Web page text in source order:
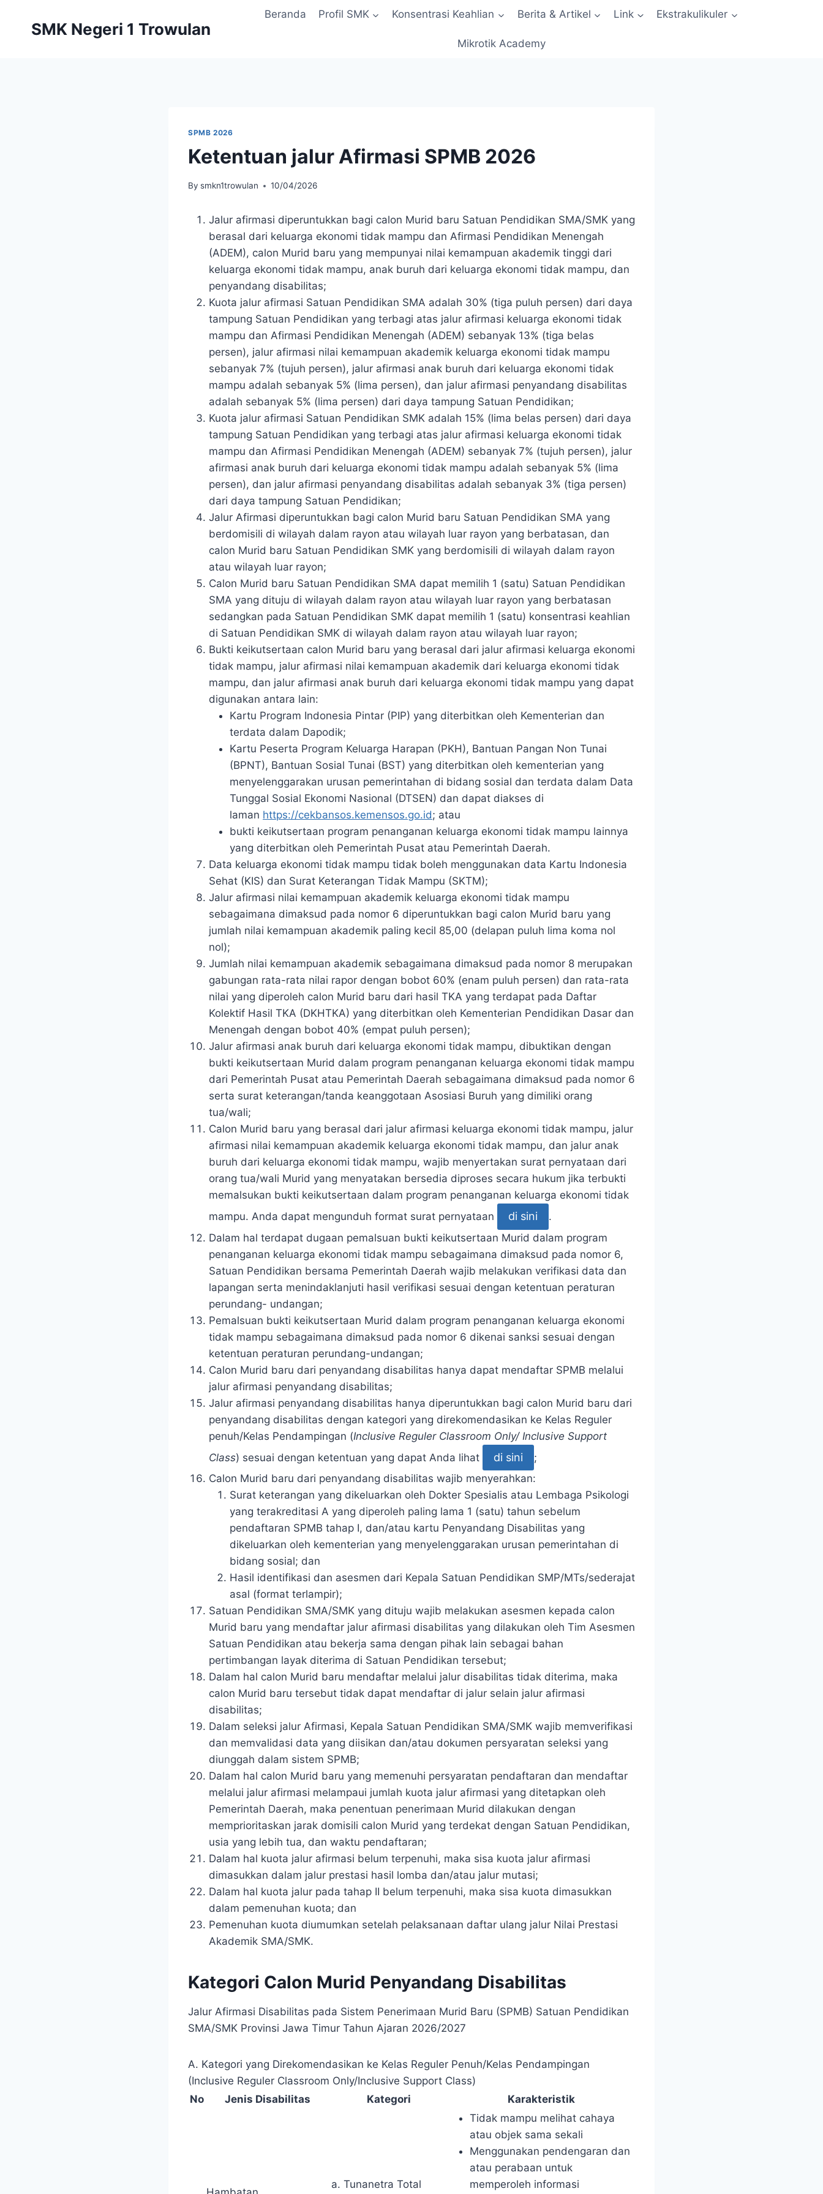
SMK Negeri 1 Trowulan
Beranda Profil SMK Konsentrasi Keahlian Berita & Artikel Link Ekstrakulikuler
Mikrotik Academy
SPMB 2026
Ketentuan jalur Afirmasi SPMB 2026
By smkn1trowulan 10/04/2026
Jalur afirmasi diperuntukkan bagi calon Murid baru Satuan Pendidikan SMA/SMK yang
berasal dari keluarga ekonomi tidak mampu dan Afirmasi Pendidikan Menengah
(ADEM), calon Murid baru yang mempunyai nilai kemampuan akademik tinggi dari
keluarga ekonomi tidak mampu, anak buruh dari keluarga ekonomi tidak mampu, dan
penyandang disabilitas;
Kuota jalur afirmasi Satuan Pendidikan SMA adalah 30% (tiga puluh persen) dari daya
tampung Satuan Pendidikan yang terbagi atas jalur afirmasi keluarga ekonomi tidak
mampu dan Afirmasi Pendidikan Menengah (ADEM) sebanyak 13% (tiga belas
persen), jalur afirmasi nilai kemampuan akademik keluarga ekonomi tidak mampu
sebanyak 7% (tujuh persen), jalur afirmasi anak buruh dari keluarga ekonomi tidak
mampu adalah sebanyak 5% (lima persen), dan jalur afirmasi penyandang disabilitas
adalah sebanyak 5% (lima persen) dari daya tampung Satuan Pendidikan;
Kuota jalur afirmasi Satuan Pendidikan SMK adalah 15% (lima belas persen) dari daya
tampung Satuan Pendidikan yang terbagi atas jalur afirmasi keluarga ekonomi tidak
mampu dan Afirmasi Pendidikan Menengah (ADEM) sebanyak 7% (tujuh persen), jalur
afirmasi anak buruh dari keluarga ekonomi tidak mampu adalah sebanyak 5% (lima
persen), dan jalur afirmasi penyandang disabilitas adalah sebanyak 3% (tiga persen)
dari daya tampung Satuan Pendidikan;
Jalur Afirmasi diperuntukkan bagi calon Murid baru Satuan Pendidikan SMA yang
berdomisili di wilayah dalam rayon atau wilayah luar rayon yang berbatasan, dan
calon Murid baru Satuan Pendidikan SMK yang berdomisili di wilayah dalam rayon
atau wilayah luar rayon;
Calon Murid baru Satuan Pendidikan SMA dapat memilih 1 (satu) Satuan Pendidikan
SMA yang dituju di wilayah dalam rayon atau wilayah luar rayon yang berbatasan
sedangkan pada Satuan Pendidikan SMK dapat memilih 1 (satu) konsentrasi keahlian
di Satuan Pendidikan SMK di wilayah dalam rayon atau wilayah luar rayon;
Bukti keikutsertaan calon Murid baru yang berasal dari jalur afirmasi keluarga ekonomi
tidak mampu, jalur afirmasi nilai kemampuan akademik dari keluarga ekonomi tidak
mampu, dan jalur afirmasi anak buruh dari keluarga ekonomi tidak mampu yang dapat
digunakan antara lain:
Kartu Program Indonesia Pintar (PIP) yang diterbitkan oleh Kementerian dan
terdata dalam Dapodik;
Kartu Peserta Program Keluarga Harapan (PKH), Bantuan Pangan Non Tunai
(BPNT), Bantuan Sosial Tunai (BST) yang diterbitkan oleh kementerian yang
menyelenggarakan urusan pemerintahan di bidang sosial dan terdata dalam Data
Tunggal Sosial Ekonomi Nasional (DTSEN) dan dapat diakses di
laman https://cekbansos.kemensos.go.id; atau
bukti keikutsertaan program penanganan keluarga ekonomi tidak mampu lainnya
yang diterbitkan oleh Pemerintah Pusat atau Pemerintah Daerah.
Data keluarga ekonomi tidak mampu tidak boleh menggunakan data Kartu Indonesia
Sehat (KIS) dan Surat Keterangan Tidak Mampu (SKTM);
Jalur afirmasi nilai kemampuan akademik keluarga ekonomi tidak mampu
sebagaimana dimaksud pada nomor 6 diperuntukkan bagi calon Murid baru yang
jumlah nilai kemampuan akademik paling kecil 85,00 (delapan puluh lima koma nol
nol);
Jumlah nilai kemampuan akademik sebagaimana dimaksud pada nomor 8 merupakan
gabungan rata-rata nilai rapor dengan bobot 60% (enam puluh persen) dan rata-rata
nilai yang diperoleh calon Murid baru dari hasil TKA yang terdapat pada Daftar
Kolektif Hasil TKA (DKHTKA) yang diterbitkan oleh Kementerian Pendidikan Dasar dan
Menengah dengan bobot 40% (empat puluh persen);
Jalur afirmasi anak buruh dari keluarga ekonomi tidak mampu, dibuktikan dengan
bukti keikutsertaan Murid dalam program penanganan keluarga ekonomi tidak mampu
dari Pemerintah Pusat atau Pemerintah Daerah sebagaimana dimaksud pada nomor 6
serta surat keterangan/tanda keanggotaan Asosiasi Buruh yang dimiliki orang
tua/wali;
Calon Murid baru yang berasal dari jalur afirmasi keluarga ekonomi tidak mampu, jalur
afirmasi nilai kemampuan akademik keluarga ekonomi tidak mampu, dan jalur anak
buruh dari keluarga ekonomi tidak mampu, wajib menyertakan surat pernyataan dari
orang tua/wali Murid yang menyatakan bersedia diproses secara hukum jika terbukti
memalsukan bukti keikutsertaan dalam program penanganan keluarga ekonomi tidak
mampu. Anda dapat mengunduh format surat pernyataan
di sini
.
Dalam hal terdapat dugaan pemalsuan bukti keikutsertaan Murid dalam program
penanganan keluarga ekonomi tidak mampu sebagaimana dimaksud pada nomor 6,
Satuan Pendidikan bersama Pemerintah Daerah wajib melakukan verifikasi data dan
lapangan serta menindaklanjuti hasil verifikasi sesuai dengan ketentuan peraturan
perundang- undangan;
Pemalsuan bukti keikutsertaan Murid dalam program penanganan keluarga ekonomi
tidak mampu sebagaimana dimaksud pada nomor 6 dikenai sanksi sesuai dengan
ketentuan peraturan perundang-undangan;
Calon Murid baru dari penyandang disabilitas hanya dapat mendaftar SPMB melalui
jalur afirmasi penyandang disabilitas;
Jalur afirmasi penyandang disabilitas hanya diperuntukkan bagi calon Murid baru dari
penyandang disabilitas dengan kategori yang direkomendasikan ke Kelas Reguler
penuh/Kelas Pendampingan (Inclusive Reguler Classroom Only/ Inclusive Support
Class) sesuai dengan ketentuan yang dapat Anda lihat di sini
;
Calon Murid baru dari penyandang disabilitas wajib menyerahkan:
Surat keterangan yang dikeluarkan oleh Dokter Spesialis atau Lembaga Psikologi
yang terakreditasi A yang diperoleh paling lama 1 (satu) tahun sebelum
pendaftaran SPMB tahap I, dan/atau kartu Penyandang Disabilitas yang
dikeluarkan oleh kementerian yang menyelenggarakan urusan pemerintahan di
bidang sosial; dan
Hasil identifikasi dan asesmen dari Kepala Satuan Pendidikan SMP/MTs/sederajat
asal (format terlampir);
Satuan Pendidikan SMA/SMK yang dituju wajib melakukan asesmen kepada calon
Murid baru yang mendaftar jalur afirmasi disabilitas yang dilakukan oleh Tim Asesmen
Satuan Pendidikan atau bekerja sama dengan pihak lain sebagai bahan
pertimbangan layak diterima di Satuan Pendidikan tersebut;
Dalam hal calon Murid baru mendaftar melalui jalur disabilitas tidak diterima, maka
calon Murid baru tersebut tidak dapat mendaftar di jalur selain jalur afirmasi
disabilitas;
Dalam seleksi jalur Afirmasi, Kepala Satuan Pendidikan SMA/SMK wajib memverifikasi
dan memvalidasi data yang diisikan dan/atau dokumen persyaratan seleksi yang
diunggah dalam sistem SPMB;
Dalam hal calon Murid baru yang memenuhi persyaratan pendaftaran dan mendaftar
melalui jalur afirmasi melampaui jumlah kuota jalur afirmasi yang ditetapkan oleh
Pemerintah Daerah, maka penentuan penerimaan Murid dilakukan dengan
memprioritaskan jarak domisili calon Murid yang terdekat dengan Satuan Pendidikan,
usia yang lebih tua, dan waktu pendaftaran;
Dalam hal kuota jalur afirmasi belum terpenuhi, maka sisa kuota jalur afirmasi
dimasukkan dalam jalur prestasi hasil lomba dan/atau jalur mutasi;
Dalam hal kuota jalur pada tahap II belum terpenuhi, maka sisa kuota dimasukkan
dalam pemenuhan kuota; dan
Pemenuhan kuota diumumkan setelah pelaksanaan daftar ulang jalur Nilai Prestasi
Akademik SMA/SMK.
Kategori Calon Murid Penyandang Disabilitas
Jalur Afirmasi Disabilitas pada Sistem Penerimaan Murid Baru (SPMB) Satuan Pendidikan
SMA/SMK Provinsi Jawa Timur Tahun Ajaran 2026/2027
A. Kategori yang Direkomendasikan ke Kelas Reguler Penuh/Kelas Pendampingan
(Inclusive Reguler Classroom Only/Inclusive Support Class)
No
Jenis Disabilitas Kategori Karakteristik
a. Tunanetra Total
Tidak mampu melihat cahaya
atau objek sama sekali
Menggunakan pendengaran dan
atau perabaan untuk
memperoleh informasi